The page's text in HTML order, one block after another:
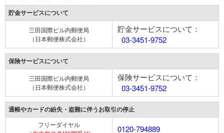
貯金サービスについて
三田国際ビル内郵便局
（日本郵便株式会社）
貯金サービスについて：
03-3451-9752
保険サービスについて
三田国際ビル内郵便局
（日本郵便株式会社）
保険サービスについて：
03-3451-9752
通帳やカードの紛失・盗難に伴うお取引の停止
フリーダイヤル
0120-794889